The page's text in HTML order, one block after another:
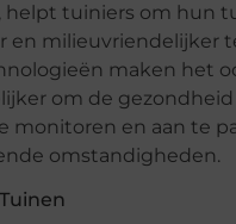
helpt tuiniers om hun
en milieuvriendelijker
maken het
om de
monitoren en aan te
omstandigheden.